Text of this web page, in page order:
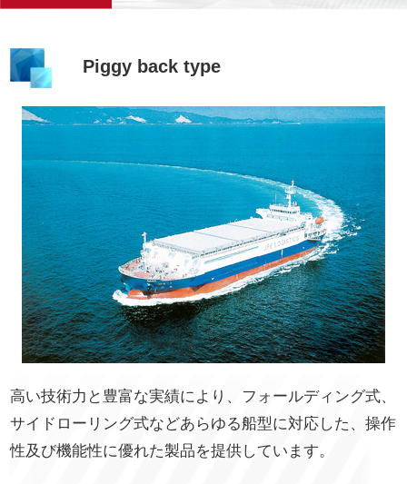
会社案内
動画ギャラリー
製品カタログ
お問い合わせ
業務に関するお問い合わせ
資材調達情報に関するお問い合わせ
プライバシーポリシー
Piggy back type
高い技術力と豊富な実績により、フォールディング式、
サイドローリング式などあらゆる船型に対応した、操作
性及び機能性に優れた製品を提供しています。